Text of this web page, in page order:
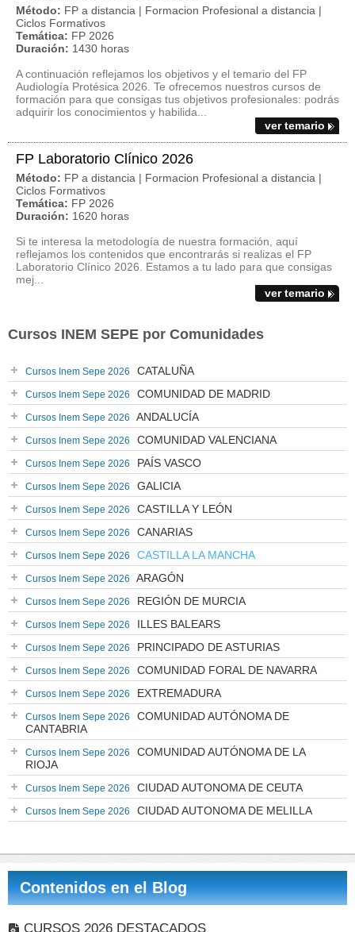
Método: FP a distancia | Formacion Profesional a distancia |
Ciclos Formativos
Temática: FP 2026
Duración: 1430 horas
A continuación reflejamos los objetivos y el temario del FP
Audiología Protésica 2026. Te ofrecemos nuestros cursos de
formación para que consigas tus objetivos profesionales: podrás
adquirir los conocimientos y habilida...
ver temario
FP Laboratorio Clínico 2026
Método: FP a distancia | Formacion Profesional a distancia |
Ciclos Formativos
Temática: FP 2026
Duración: 1620 horas
Si te interesa la metodología de nuestra formación, aquí
reflejamos los contenidos que encontrarás si realizas el FP
Laboratorio Clínico 2026. Estamos a tu lado para que consigas
mej...
ver temario
Cursos INEM SEPE por Comunidades
Cursos Inem Sepe 2026 CATALUÑA
Cursos Inem Sepe 2026 COMUNIDAD DE MADRID
Cursos Inem Sepe 2026 ANDALUCÍA
Cursos Inem Sepe 2026 COMUNIDAD VALENCIANA
Cursos Inem Sepe 2026 PAÍS VASCO
Cursos Inem Sepe 2026 GALICIA
Cursos Inem Sepe 2026 CASTILLA Y LEÓN
Cursos Inem Sepe 2026 CANARIAS
Cursos Inem Sepe 2026 CASTILLA LA MANCHA
Cursos Inem Sepe 2026 ARAGÓN
Cursos Inem Sepe 2026 REGIÓN DE MURCIA
Cursos Inem Sepe 2026 ILLES BALEARS
Cursos Inem Sepe 2026 PRINCIPADO DE ASTURIAS
Cursos Inem Sepe 2026 COMUNIDAD FORAL DE NAVARRA
Cursos Inem Sepe 2026 EXTREMADURA
Cursos Inem Sepe 2026
COMUNIDAD AUTÓNOMA DE
CANTABRIA
Cursos Inem Sepe 2026
COMUNIDAD AUTÓNOMA DE LA
RIOJA
Cursos Inem Sepe 2026 CIUDAD AUTONOMA DE CEUTA
Cursos Inem Sepe 2026 CIUDAD AUTONOMA DE MELILLA
Contenidos en el Blog
CURSOS 2026 DESTACADOS